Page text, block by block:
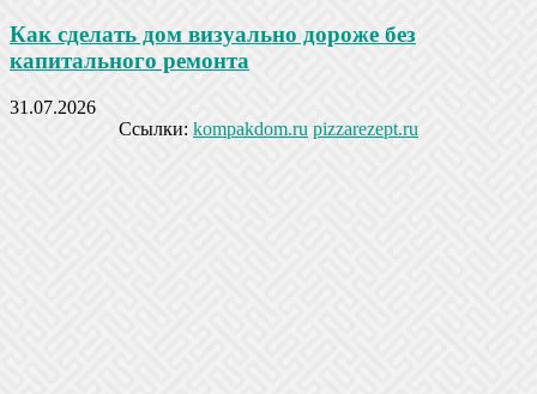
Как сделать дом визуально дороже без
капитального ремонта
31.07.2026
Ссылки: kompakdom.ru pizzarezept.ru